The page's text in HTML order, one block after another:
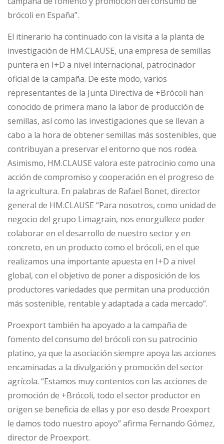
brócoli en España”.
El itinerario ha continuado con la visita a la planta de
investigación de HM.CLAUSE, una empresa de semillas
puntera en I+D a nivel internacional, patrocinador
oficial de la campaña. De este modo, varios
representantes de la Junta Directiva de +Brócoli han
conocido de primera mano la labor de producción de
semillas, así como las investigaciones que se llevan a
cabo a la hora de obtener semillas más sostenibles, que
contribuyan a preservar el entorno que nos rodea.
Asimismo, HM.CLAUSE valora este patrocinio como una
acción de compromiso y cooperación en el progreso de
la agricultura. En palabras de Rafael Bonet, director
general de HM.CLAUSE “Para nosotros, como unidad de
negocio del grupo Limagrain, nos enorgullece poder
colaborar en el desarrollo de nuestro sector y en
concreto, en un producto como el brócoli, en el que
realizamos una importante apuesta en I+D a nivel
global, con el objetivo de poner a disposición de los
productores variedades que permitan una producción
más sostenible, rentable y adaptada a cada mercado”.
Proexport también ha apoyado a la campaña de
fomento del consumo del brócoli con su patrocinio
platino, ya que la asociación siempre apoya las acciones
encaminadas a la divulgación y promoción del sector
agrícola. “Estamos muy contentos con las acciones de
promoción de +Brócoli, todo el sector productor en
origen se beneficia de ellas y por eso desde Proexport
le damos todo nuestro apoyo” afirma Fernando Gómez,
director de Proexport.